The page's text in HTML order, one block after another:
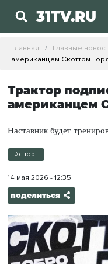
31TV.RU
Главная Главные
американцем Скоттом
Трактор
американцем
Наставник будет
#спорт
14 мая 2026 - 12:35
поделиться